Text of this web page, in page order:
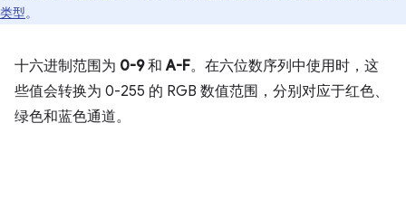
类型。
十六进制范围为 0-9和A-F。在六位数序列中使用时，这
些值会转换为 0-255 的 RGB 数值范围，分别对应于红色、
绿色和蓝色通道。